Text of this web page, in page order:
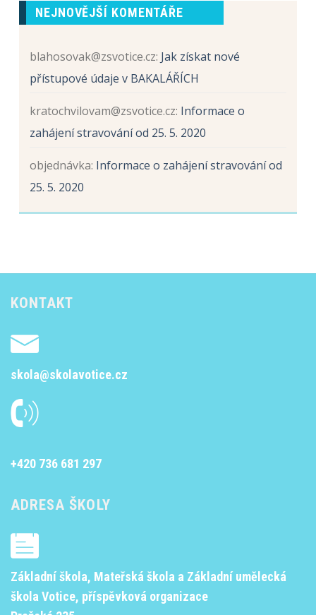
prvních
tříd
Sběr
papíru
a
NEJNOVĚJŠÍ KOMENTÁŘE
blahosovak@zsvotice.cz: Jak získat nové
přístupové údaje v BAKALÁŘÍCH
kratochvilovam@zsvotice.cz: Informace o
zahájení stravování od 25. 5. 2020
objednávka: Informace o zahájení stravování od
25. 5. 2020
KONTAKT
skola@skolavotice.cz
+420 736 681 297
ADRESA ŠKOLY
Základní škola, Mateřská škola a Základní umělecká
škola Votice, příspěvková organizace